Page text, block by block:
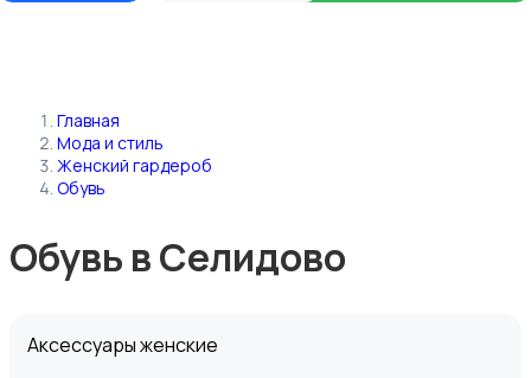
Главная
Мода и стиль
Женский гардероб
Обувь
Обувь в Селидово
Аксессуары женские